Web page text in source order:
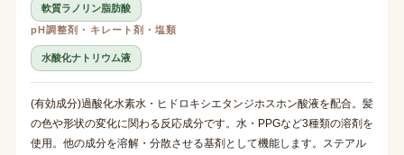
軟質ラノリン脂肪酸
pH調整剤・キレート剤・塩類
水酸化ナトリウム液
(有効成分)過酸化水素水・ヒドロキシエタンジホスホン酸液を配合。髪
の色や形状の変化に関わる反応成分です。水・PPGなど3種類の溶剤を
使用。他の成分を溶解・分散させる基剤として機能します。ステアル